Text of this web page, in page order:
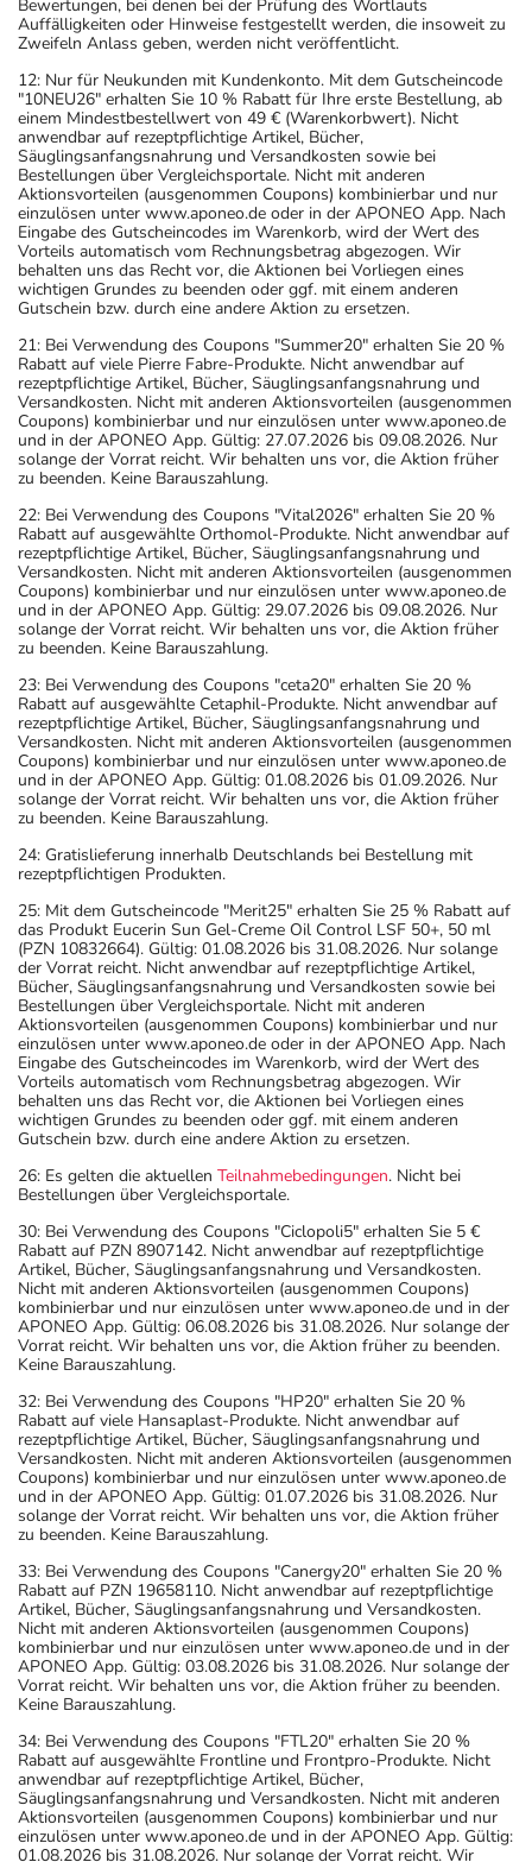
Bewertungen, bei denen bei der Prüfung des Wortlauts
Auffälligkeiten oder Hinweise festgestellt werden, die insoweit zu
Zweifeln Anlass geben, werden nicht veröffentlicht.
12: Nur für Neukunden mit Kundenkonto. Mit dem Gutscheincode
"10NEU26" erhalten Sie 10 % Rabatt für Ihre erste Bestellung, ab
einem Mindestbestellwert von 49 € (Warenkorbwert). Nicht
anwendbar auf rezeptpflichtige Artikel, Bücher,
Säuglingsanfangsnahrung und Versandkosten sowie bei
Bestellungen über Vergleichsportale. Nicht mit anderen
Aktionsvorteilen (ausgenommen Coupons) kombinierbar und nur
einzulösen unter www.aponeo.de oder in der APONEO App. Nach
Eingabe des Gutscheincodes im Warenkorb, wird der Wert des
Vorteils automatisch vom Rechnungsbetrag abgezogen. Wir
behalten uns das Recht vor, die Aktionen bei Vorliegen eines
wichtigen Grundes zu beenden oder ggf. mit einem anderen
Gutschein bzw. durch eine andere Aktion zu ersetzen.
21: Bei Verwendung des Coupons "Summer20" erhalten Sie 20 %
Rabatt auf viele Pierre Fabre-Produkte. Nicht anwendbar auf
rezeptpflichtige Artikel, Bücher, Säuglingsanfangsnahrung und
Versandkosten. Nicht mit anderen Aktionsvorteilen (ausgenommen
Coupons) kombinierbar und nur einzulösen unter www.aponeo.de
und in der APONEO App. Gültig: 27.07.2026 bis 09.08.2026. Nur
solange der Vorrat reicht. Wir behalten uns vor, die Aktion früher
zu beenden. Keine Barauszahlung.
22: Bei Verwendung des Coupons "Vital2026" erhalten Sie 20 %
Rabatt auf ausgewählte Orthomol-Produkte. Nicht anwendbar auf
rezeptpflichtige Artikel, Bücher, Säuglingsanfangsnahrung und
Versandkosten. Nicht mit anderen Aktionsvorteilen (ausgenommen
Coupons) kombinierbar und nur einzulösen unter www.aponeo.de
und in der APONEO App. Gültig: 29.07.2026 bis 09.08.2026. Nur
solange der Vorrat reicht. Wir behalten uns vor, die Aktion früher
zu beenden. Keine Barauszahlung.
23: Bei Verwendung des Coupons "ceta20" erhalten Sie 20 %
Rabatt auf ausgewählte Cetaphil-Produkte. Nicht anwendbar auf
rezeptpflichtige Artikel, Bücher, Säuglingsanfangsnahrung und
Versandkosten. Nicht mit anderen Aktionsvorteilen (ausgenommen
Coupons) kombinierbar und nur einzulösen unter www.aponeo.de
und in der APONEO App. Gültig: 01.08.2026 bis 01.09.2026. Nur
solange der Vorrat reicht. Wir behalten uns vor, die Aktion früher
zu beenden. Keine Barauszahlung.
24: Gratislieferung innerhalb Deutschlands bei Bestellung mit
rezeptpflichtigen Produkten.
25: Mit dem Gutscheincode "Merit25" erhalten Sie 25 % Rabatt auf
das Produkt Eucerin Sun Gel-Creme Oil Control LSF 50+, 50 ml
(PZN 10832664). Gültig: 01.08.2026 bis 31.08.2026. Nur solange
der Vorrat reicht. Nicht anwendbar auf rezeptpflichtige Artikel,
Bücher, Säuglingsanfangsnahrung und Versandkosten sowie bei
Bestellungen über Vergleichsportale. Nicht mit anderen
Aktionsvorteilen (ausgenommen Coupons) kombinierbar und nur
einzulösen unter www.aponeo.de oder in der APONEO App. Nach
Eingabe des Gutscheincodes im Warenkorb, wird der Wert des
Vorteils automatisch vom Rechnungsbetrag abgezogen. Wir
behalten uns das Recht vor, die Aktionen bei Vorliegen eines
wichtigen Grundes zu beenden oder ggf. mit einem anderen
Gutschein bzw. durch eine andere Aktion zu ersetzen.
26: Es gelten die aktuellen Teilnahmebedingungen. Nicht bei
Bestellungen über Vergleichsportale.
30: Bei Verwendung des Coupons "Ciclopoli5" erhalten Sie 5 €
Rabatt auf PZN 8907142. Nicht anwendbar auf rezeptpflichtige
Artikel, Bücher, Säuglingsanfangsnahrung und Versandkosten.
Nicht mit anderen Aktionsvorteilen (ausgenommen Coupons)
kombinierbar und nur einzulösen unter www.aponeo.de und in der
APONEO App. Gültig: 06.08.2026 bis 31.08.2026. Nur solange der
Vorrat reicht. Wir behalten uns vor, die Aktion früher zu beenden.
Keine Barauszahlung.
32: Bei Verwendung des Coupons "HP20" erhalten Sie 20 %
Rabatt auf viele Hansaplast-Produkte. Nicht anwendbar auf
rezeptpflichtige Artikel, Bücher, Säuglingsanfangsnahrung und
Versandkosten. Nicht mit anderen Aktionsvorteilen (ausgenommen
Coupons) kombinierbar und nur einzulösen unter www.aponeo.de
und in der APONEO App. Gültig: 01.07.2026 bis 31.08.2026. Nur
solange der Vorrat reicht. Wir behalten uns vor, die Aktion früher
zu beenden. Keine Barauszahlung.
33: Bei Verwendung des Coupons "Canergy20" erhalten Sie 20 %
Rabatt auf PZN 19658110. Nicht anwendbar auf rezeptpflichtige
Artikel, Bücher, Säuglingsanfangsnahrung und Versandkosten.
Nicht mit anderen Aktionsvorteilen (ausgenommen Coupons)
kombinierbar und nur einzulösen unter www.aponeo.de und in der
APONEO App. Gültig: 03.08.2026 bis 31.08.2026. Nur solange der
Vorrat reicht. Wir behalten uns vor, die Aktion früher zu beenden.
Keine Barauszahlung.
34: Bei Verwendung des Coupons "FTL20" erhalten Sie 20 %
Rabatt auf ausgewählte Frontline und Frontpro-Produkte. Nicht
anwendbar auf rezeptpflichtige Artikel, Bücher,
Säuglingsanfangsnahrung und Versandkosten. Nicht mit anderen
Aktionsvorteilen (ausgenommen Coupons) kombinierbar und nur
einzulösen unter www.aponeo.de und in der APONEO App. Gültig:
01.08.2026 bis 31.08.2026. Nur solange der Vorrat reicht. Wir